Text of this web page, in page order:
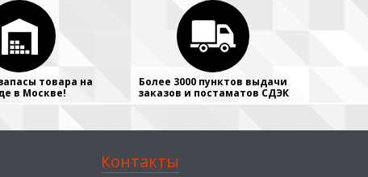
товара на
в Москве!
Более 3000 пунктов выдачи
заказов и постаматов СДЭК
Контакты